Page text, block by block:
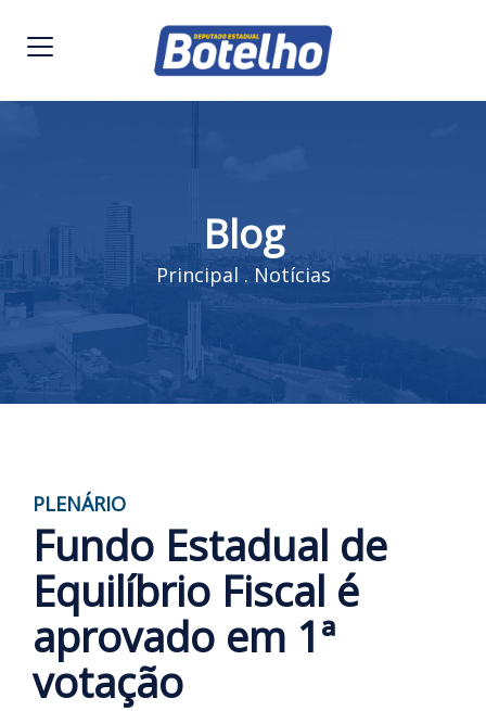
Blog
Principal. Notícias
PLENÁRIO
Fundo Estadual de
Equilíbrio Fiscal é
aprovado em 1ª
votação